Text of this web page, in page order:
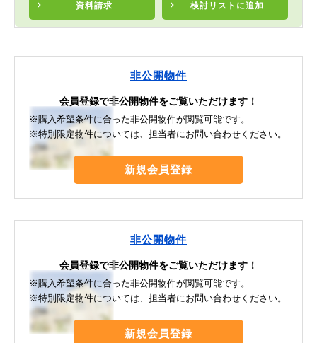
資料請求 検討リスト に追加
非公開物件
会員登録で非公開物件をご覧いただけます！
※購入希望条件に合った非公開物件が閲覧可能です。
※特別限定物件については、担当者にお問い合わせください。
新規会員登録
非公開物件
会員登録で非公開物件をご覧いただけます！
※購入希望条件に合った非公開物件が閲覧可能です。
※特別限定物件については、担当者にお問い合わせください。
新規会員登録